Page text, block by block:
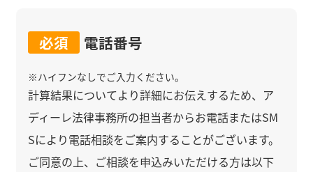
必須 電話番号
※ハイフンなしでご入力ください。
計算結果についてより詳細にお伝えするため、ア
ディーレ法律事務所の担当者からお電話またはSM
Sにより電話相談をご案内することがございます。
ご同意の上、ご相談を申込みいただける方は以下